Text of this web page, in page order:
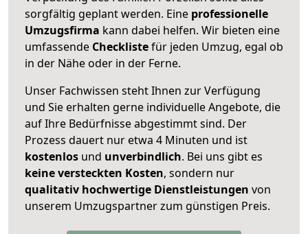
sorgfältig geplant werden. Eine professionelle
Umzugsfirma kann dabei helfen. Wir bieten eine
umfassende Checklistefür jeden Umzug, egal ob
in der Nähe oder in der Ferne.
Unser Fachwissen steht Ihnen zur Verfügung
und Sie erhalten gerne individuelle Angebote, die
auf Ihre Bedürfnisse abgestimmt sind. Der
Prozess dauert nur etwa 4 Minuten und ist
kostenlos und unverbindlich. Bei uns gibt es
keine versteckten Kosten, sondern nur
qualitativ hochwertige Dienstleistungen von
unserem Umzugspartner zum günstigen Preis.